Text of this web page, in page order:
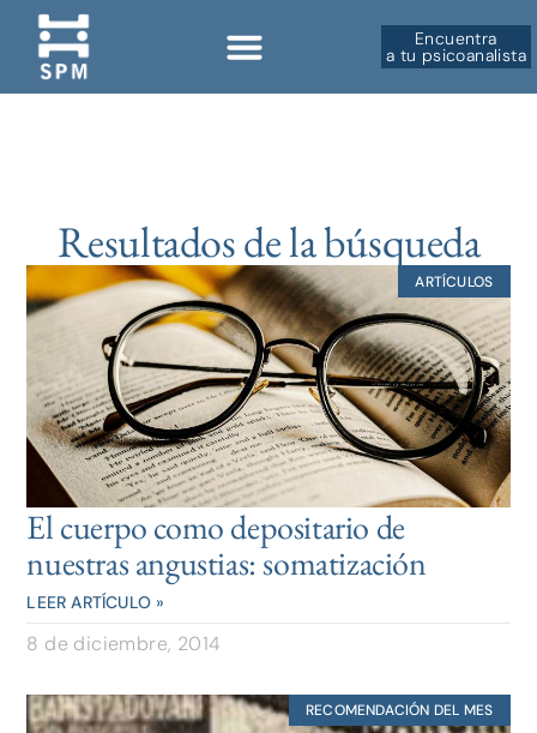
Encuentra
a tu psicoanalista
Resultados de la búsqueda
ARTÍCULOS
El cuerpo como depositario de
nuestras angustias: somatización
LEER ARTÍCULO »
8 de diciembre, 2014
RECOMENDACIÓN DEL MES